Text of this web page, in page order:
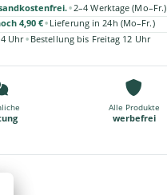
•2–4 Werktage (Mo–Fr.)
4,90 €• Lieferung in 24h (Mo–Fr.)
Uhr • Bestellung bis Freitag 12 Uhr
Alle Produkte
werbefrei